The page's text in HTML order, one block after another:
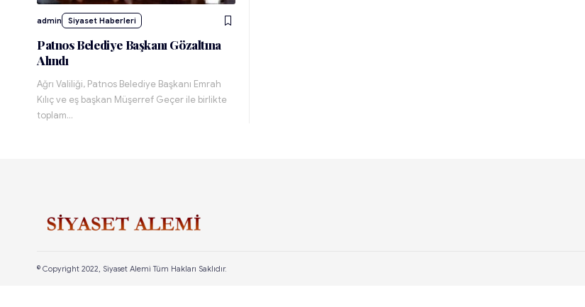
admin Siyaset Haberleri
Patnos Belediye Başkanı Gözaltına
Alındı
Ağrı Valiliği, Patnos Belediye Başkanı Emrah
Kılıç ve eş başkan Müşerref Geçer ile birlikte
toplam…
© Copyright 2022, Siyaset Alemi Tüm Hakları Saklıdır.